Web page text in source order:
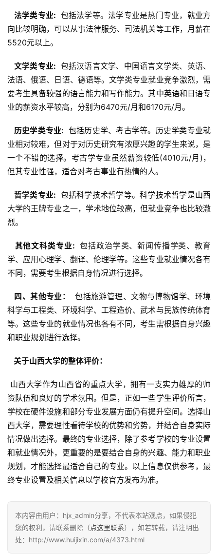
  法学类专业:
包括法学等。法学专业是热门专业，就业方
向比较明确，可以从事法律服务、司法机关等工作，月薪在
5520元以上。
  文学类专业:
包括汉语言文学、中国语言文学类、英语、
法语、俄语、日语、德语等。文学类专业就业竞争激烈，需
要考生具备较强的语言能力和写作能力。其中英语和日语专
业的薪资水平较高，分别为6470元/月和6170元/月。
  历史学类专业:
包括历史学、考古学等。历史学类专业就
业相对较难，但对于对历史研究有浓厚兴趣的学生来说，是
一个不错的选择。考古学专业虽然薪资较低(4010元/月)，
但其专业性强，适合对考古事业有热情的人。
  哲学类专业:
包括科学技术哲学等。科学技术哲学是山西
大学的王牌专业之一，学术地位较高，但就业竞争也比较激
烈。
  其他文科类专业:
包括政治学类、新闻传播学类、教育
学、应用心理学、翻译、伦理学等。这些专业就业情况各有
不同，需要考生根据自身情况进行选择。
  四、其他专业：
包括旅游管理、文物与博物馆学、环境
科学与工程类、环境科学、工程造价、武术与民族传统体育
等。这些专业的就业情况也各有不同，考生需根据自身兴趣
和职业规划进行选择。
  关于山西大学的整体评价：
资队伍和良好的学术氛围。但是，正如一些学生评价所言，
学校在硬件设施和部分专业发展方面仍有提升空间。选择山
西大学，需要理性看待学校的优势和劣势，并结合自身实际
情况做出选择。最终的专业选择，除了参考学校的专业设置
和就业情况外，更重要的是要结合自身的兴趣、能力和职业
规划，才能选择最适合自己的专业。以上信息仅供参考，最
终专业设置及相关信息以学校官方发布为准。
本内容由用户：hjx_admin分享，不代表本站观点，如果侵犯
您的权利，请联系删除（点这里联系），如若转载，请注明出
处：http://www.huijixin.com/a/4373.html